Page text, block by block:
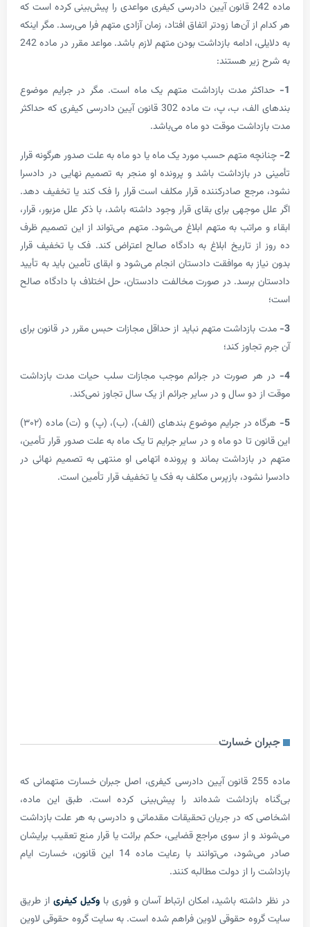
ماده 242 قانون آیین دادرسی کیفری مواعدی را پیش‌بینی کرده است که
آن‌ها زودتر اتفاق افتاد، زمان آزادی متهم فرا می‌رسد. مگر اینکه
به دلایلی، ادامه بازداشت بودن متهم لازم باشد. مواعد مقرر در ماده 242
هستند:
مدت بازداشت متهم یک ماه است. مگر در جرایم موضوع
بندهای الف، ب، پ، ت ماده 302 قانون آیین دادرسی کیفری که حداکثر
موقت دو ماه می‌باشد.
متهم حسب مورد یک ماه یا دو ماه به علت صدور هرگونه قرار
بازداشت باشد و پرونده او منجر به تصمیم نهایی در دادسرا
صادرکننده قرار مکلف است قرار را فک کند یا تخفیف دهد.
برای بقای قرار وجود داشته باشد، با ذکر علل مزبور، قرار،
به متهم ابلاغ می‌شود. متهم می‌تواند از این تصمیم ظرف
تاریخ ابلاغ به دادگاه صالح اعتراض کند. فک یا تخفیف قرار
به موافقت دادستان انجام می‌شود و ابقای تأمین باید به تأیید
برسد. در صورت مخالفت دادستان، حل اختلاف با دادگاه صالح
متهم نباید از حداقل مجازات حبس مقرر در قانون برای
کند؛
صورت در جرائم موجب مجازات سلب حیات مدت بازداشت
سال و در سایر جرائم از یک سال تجاوز نمی‌کند.
هرگاه در جرایم موضوع بندهای (الف)، (ب)، (پ) و (ت) ماده (۳۰۲)
تا دو ماه و در سایر جرایم تا یک ماه به علت صدور قرار تأمین،
بماند و پرونده اتهامی او منتهی به تصمیم نهائی در
بازپرس مکلف به فک یا تخفیف قرار تأمین است.
خسارت
ماده 255 قانون آیین دادرسی کیفری، اصل جبران خسارت متهمانی که
شده‌اند را پیش‌بینی کرده است. طبق این ماده،
در جریان تحقیقات مقدماتی و دادرسی به هر علت بازداشت
از سوی مراجع قضایی، حکم برائت یا قرار منع تعقیب برایشان
صادر می‌شود، می‌توانند با رعایت ماده 14 این قانون، خسارت ایام
از دولت مطالبه کنند.
باشید، امکان ارتباط آسان و فوری باوکیل کیفریاز طریق
حقوقی لاوین فراهم شده است. به سایت گروه حقوقی لاوین